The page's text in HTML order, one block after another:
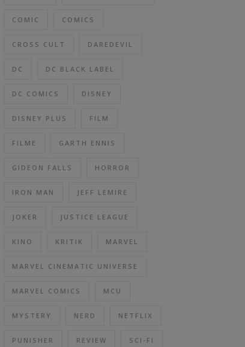
COMIC COMICS
CROSS CULT DAREDEVIL
DC DC BLACK LABEL
DC COMICS DISNEY
DISNEY PLUS FILM
FILME GARTH ENNIS
GIDEON FALLS HORROR
IRON MAN JEFF LEMIRE
JOKER JUSTICE LEAGUE
KINO KRITIK MARVEL
MARVEL CINEMATIC UNIVERSE
MARVEL COMICS MCU
MYSTERY NERD NETFLIX
PUNISHER REVIEW SCI-FI